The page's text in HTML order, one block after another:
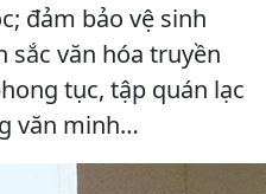
đảm bảo vệ sinh
văn hóa truyền
tục, tập quán lạc
văn minh…